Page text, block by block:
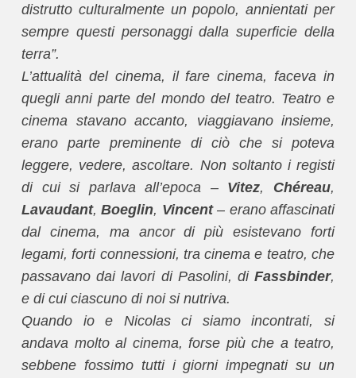
distrutto culturalmente un popolo, annientati per
sempre questi personaggi dalla superficie della
terra”.
L’attualità del cinema, il fare cinema, faceva in
quegli anni parte del mondo del teatro. Teatro e
cinema stavano accanto, viaggiavano insieme,
erano parte preminente di ciò che si poteva
leggere, vedere, ascoltare. Non soltanto i registi
di cui si parlava all’epoca – Vitez, Chéreau,
Lavaudant,Boeglin, Vincent– erano affascinati
dal cinema, ma ancor di più esistevano forti
legami, forti connessioni, tra cinema e teatro, che
passavano dai lavori di Pasolini, di Fassbinder,
e di cui ciascuno di noi si nutriva.
Quando io e Nicolas ci siamo incontrati, si
andava molto al cinema, forse più che a teatro,
sebbene fossimo tutti i giorni impegnati su un